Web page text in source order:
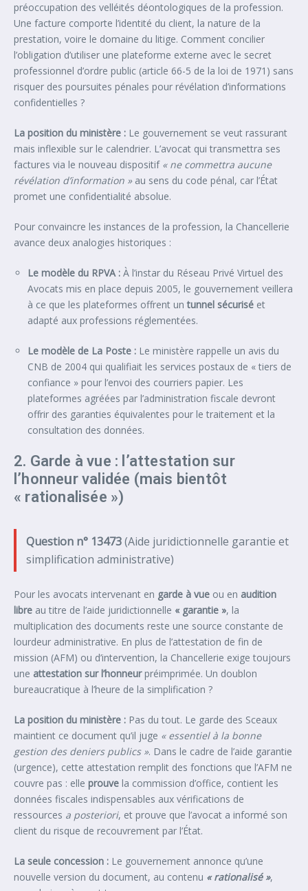
préoccupation des velléités déontologiques de la profession.
Une facture comporte l’identité du client, la nature de la
prestation, voire le domaine du litige. Comment concilier
l’obligation d’utiliser une plateforme externe avec le secret
professionnel d’ordre public (article 66-5 de la loi de 1971) sans
risquer des poursuites pénales pour révélation d’informations
confidentielles ?
La position du ministère : Le gouvernement se veut rassurant
mais inflexible sur le calendrier. L’avocat qui transmettra ses
factures via le nouveau dispositif « ne commettra aucune
révélation d’information » au sens du code pénal, car l’État
promet une confidentialité absolue.
Pour convaincre les instances de la profession, la Chancellerie
avance deux analogies historiques :
Le modèle du RPVA : À l’instar du Réseau Privé Virtuel des
Avocats mis en place depuis 2005, le gouvernement veillera
à ce que les plateformes offrent untunnel sécurisé et
adapté aux professions réglementées.
Le modèle de La Poste : Le ministère rappelle un avis du
CNB de 2004 qui qualifiait les services postaux de « tiers de
confiance » pour l’envoi des courriers papier. Les
plateformes agréées par l’administration fiscale devront
offrir des garanties équivalentes pour le traitement et la
consultation des données.
2. Garde à vue : l’attestation sur
l’honneur validée (mais bientôt
« rationalisée »)
Question n° 13473(Aide juridictionnelle garantie et
simplification administrative)
Pour les avocats intervenant en garde à vue ou en audition
libre au titre de l’aide juridictionnelle « garantie », la
multiplication des documents reste une source constante de
lourdeur administrative. En plus de l’attestation de fin de
mission (AFM) ou d’intervention, la Chancellerie exige toujours
une attestation sur l’honneurpréimprimée. Un doublon
bureaucratique à l’heure de la simplification ?
La position du ministère : Pas du tout. Le garde des Sceaux
maintient ce document qu’il juge « essentiel à la bonne
gestion des deniers publics ». Dans le cadre de l’aide garantie
(urgence), cette attestation remplit des fonctions que l’AFM ne
couvre pas : elle prouve la commission d’office, contient les
données fiscales indispensables aux vérifications de
ressources a posteriori, et prouve que l’avocat a informé son
client du risque de recouvrement par l’État.
La seule concession : Le gouvernement annonce qu’une
nouvelle version du document, au contenu « rationalisé »,